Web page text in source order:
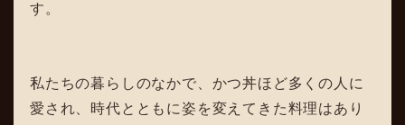
す。
私たちの暮らしのなかで、かつ丼ほど多くの人に
愛され、時代とともに姿を変えてきた料理はあり